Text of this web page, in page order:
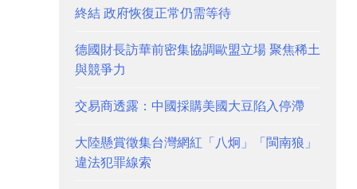
終結 政府恢復正常仍需等待
德國財長訪華前密集協調歐盟立場 聚焦稀土
與競爭力
交易商透露：中國採購美國大豆陷入停滯
大陸懸賞徵集台灣網紅「八炯」「閩南狼」
違法犯罪線索